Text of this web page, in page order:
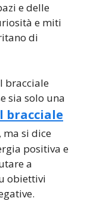
e delle
e miti
di
bracciale
sia solo una
bracciale
ma si dice
positiva e
a
obiettivi